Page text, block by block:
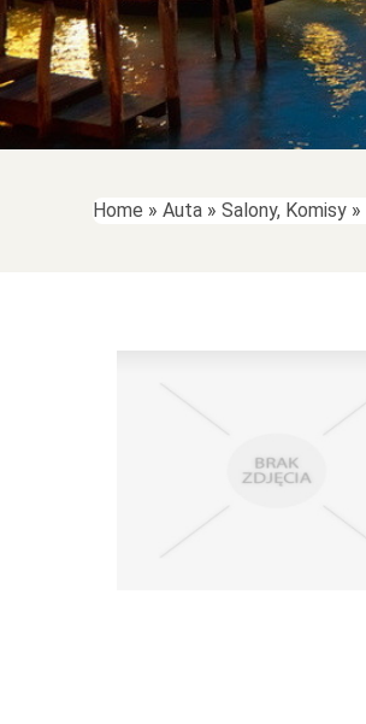
Home » Auta » Salony, Komisy »